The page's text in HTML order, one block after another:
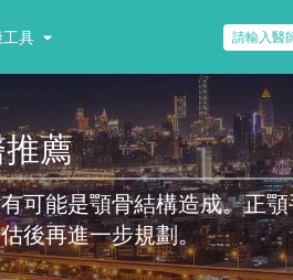
具
薦
可能是顎骨結構造成。正顎
後再進一步規劃。